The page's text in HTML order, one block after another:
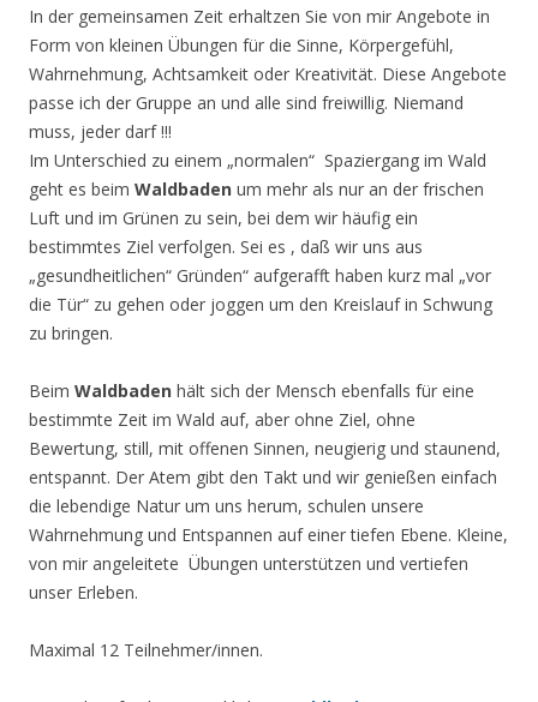
In der gemeinsamen Zeit erhaltzen Sie von mir Angebote in
Form von kleinen Übungen für die Sinne, Körpergefühl,
Wahrnehmung, Achtsamkeit oder Kreativität. Diese Angebote
passe ich der Gruppe an und alle sind freiwillig. Niemand
muss, jeder darf !!!
Im Unterschied zu einem „normalen“ Spaziergang im Wald
geht es beim Waldbaden um mehr als nur an der frischen
Luft und im Grünen zu sein, bei dem wir häufig ein
bestimmtes Ziel verfolgen. Sei es , daß wir uns aus
„gesundheitlichen“ Gründen“ aufgerafft haben kurz mal „vor
die Tür“ zu gehen oder joggen um den Kreislauf in Schwung
zu bringen.
Beim Waldbaden hält sich der Mensch ebenfalls für eine
bestimmte Zeit im Wald auf, aber ohne Ziel, ohne
Bewertung, still, mit offenen Sinnen, neugierig und staunend,
entspannt. Der Atem gibt den Takt und wir genießen einfach
die lebendige Natur um uns herum, schulen unsere
Wahrnehmung und Entspannen auf einer tiefen Ebene. Kleine,
von mir angeleitete Übungen unterstützen und vertiefen
unser Erleben.
Maximal 12 Teilnehmer/innen.